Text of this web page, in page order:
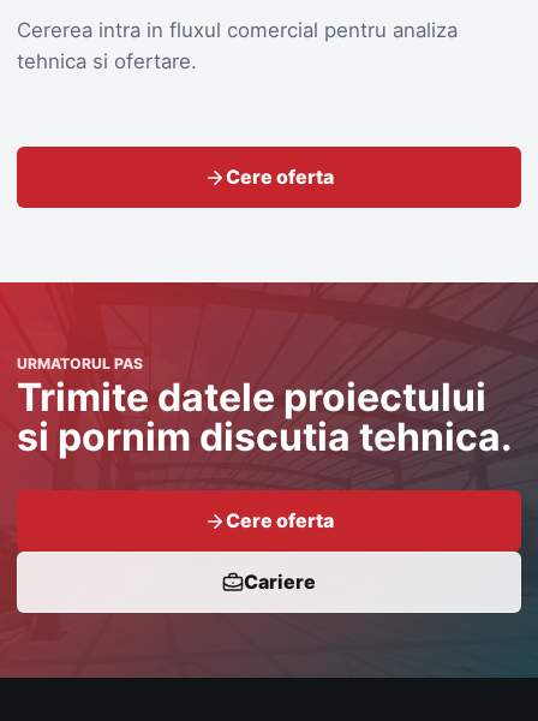
Cererea intra in fluxul comercial pentru analiza
tehnica si ofertare.
Cere oferta
URMATORUL PAS
Trimite datele proiectului
si pornim discutia tehnica.
Cere oferta
Cariere